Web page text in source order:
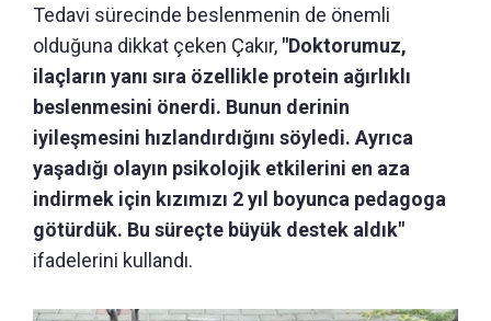
Tedavi sürecinde beslenmenin de önemli
olduğuna dikkat çeken Çakır, "Doktorumuz,
ilaçların yanı sıra özellikle protein ağırlıklı
beslenmesini önerdi. Bunun derinin
iyileşmesini hızlandırdığını söyledi. Ayrıca
yaşadığı olayın psikolojik etkilerini en aza
indirmek için kızımızı 2 yıl boyunca pedagoga
götürdük. Bu süreçte büyük destek aldık"
ifadelerini kullandı.